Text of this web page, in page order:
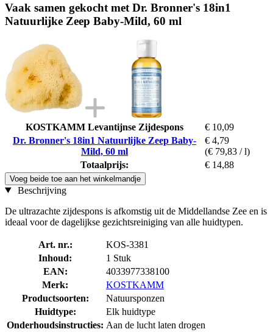
Vaak samen gekocht met Dr. Bronner's 18in1
Natuurlijke Zeep Baby-Mild, 60 ml
KOSTKAMM Levantijnse Zijdespons
€ 10,09
Dr. Bronner's 18in1 Natuurlijke Zeep Baby-
Mild, 60 ml
€ 4,79
(€ 79,83 / l)
Totaalprijs:
€ 14,88
Voeg beide toe aan het winkelmandje
Beschrijving
De ultrazachte zijdespons is afkomstig uit de Middellandse Zee en is
ideaal voor de dagelijkse gezichtsreiniging van alle huidtypen.
Art. nr.:
KOS-3381
Inhoud:
1 Stuk
EAN:
4033977338100
Merk:
KOSTKAMM
Productsoorten:
Natuursponzen
Huidtype:
Elk huidtype
Onderhoudsinstructies: Aan de lucht laten drogen